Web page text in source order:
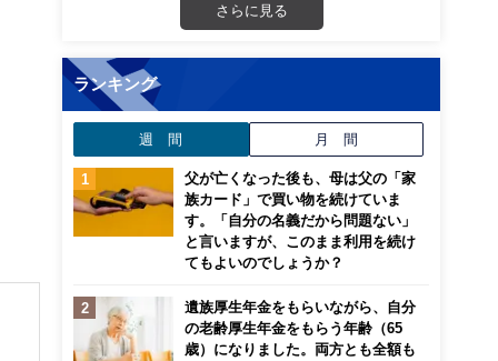
さらに見る
ランキング
週 間 月 間
父が亡くなった後も、母は父の「家
族カード」で買い物を続けていま
す。「自分の名義だから問題ない」
と言いますが、このまま利用を続け
てもよいのでしょうか？
遺族厚生年金をもらいながら、自分
の老齢厚生年金をもらう年齢（65
歳）になりました。両方とも全額も